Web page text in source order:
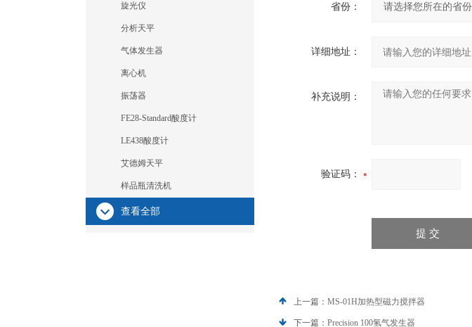
旋光仪
分析天平
气体发生器
离心机
振荡器
FE28-Standard酸度计
LE438酸度计
艾德姆天平
样品瓶清洗机
查看全部
省份：
详细地址：
补充说明：
验证码：
上一篇： MS-01H加热型磁力搅拌器
下一篇： Precision 100氢气发生器